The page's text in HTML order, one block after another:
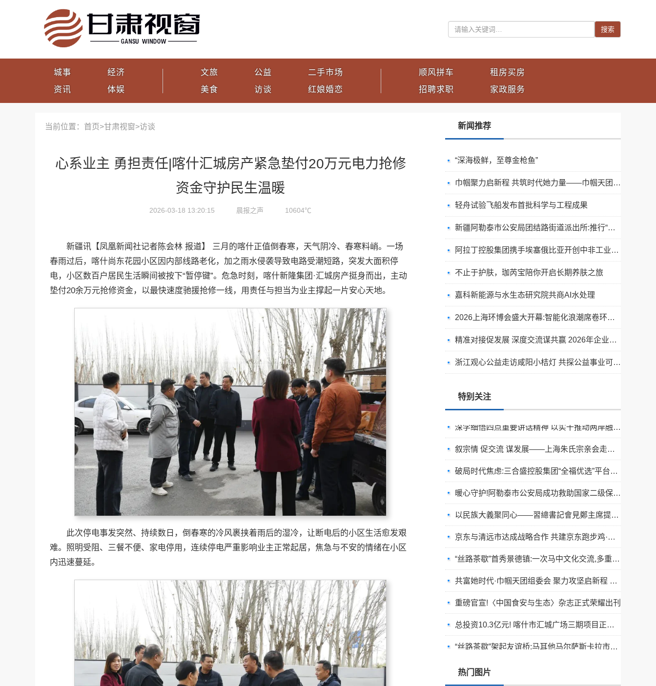
搜索
城事
资讯
经济
体娱
文旅
美食
公益
访谈
二手市场
红娘婚恋
顺风拼车
招聘求职
租房买房
家政服务
当前位置：首页>甘肃视窗>访谈
心系业主 勇担责任|喀什汇城房产紧急垫付20万元电力抢修
资金守护民生温暖
2026-03-18 13:20:15 晨报之声 10604℃
新疆讯【凤凰新闻社记者陈会林 报道】 三月的喀什正值倒春寒，天气阴冷、春寒料峭。一场
春雨过后，喀什尚东花园小区因内部线路老化，加之雨水侵袭导致电路受潮短路，突发大面积停
电，小区数百户居民生活瞬间被按下“暂停键”。危急时刻，喀什新隆集团·汇城房产挺身而出，主动
垫付20余万元抢修资金，以最快速度驰援抢修一线，用责任与担当为业主撑起一片安心天地。
此次停电事发突然、持续数日，倒春寒的冷风裹挟着雨后的湿冷，让断电后的小区生活愈发艰
难。照明受阻、三餐不便、家电停用，连续停电严重影响业主正常起居，焦急与不安的情绪在小区
内迅速蔓延。
新闻推荐
“深海极鲜，至尊金枪鱼”
巾帼聚力启新程 共筑时代她力量——巾帼天团第四次组委会筹备会圆满举办
轻舟试验飞船发布首批科学与工程成果
新疆阿勒泰市公安局团结路街道派出所:推行“五步”工作法 打造新时代“枫”景线
阿拉丁控股集团携手埃塞俄比亚开创中非工业农业合作新篇章
不止于护肤，珈芮宝陪你开启长期养肤之旅
嘉科新能源与水生态研究院共商AI水处理
2026上海环博会盛大开幕:智能化浪潮席卷环保产业
精准对接促发展 深度交流谋共赢 2026年企业投融资交流活动第二期圆满举行
浙江观心公益走访咸阳小桔灯 共探公益事业可持续发展新路径
特别关注
出圈·出山·出海的福临瑶浴
天空实业与香港理工大学筹建载人通航飞机研究院
深学细悟四点重要讲话精神 以实干推动两岸融合发展
张雪峰事件和慢病逆转抗衰运动健康
热门图片